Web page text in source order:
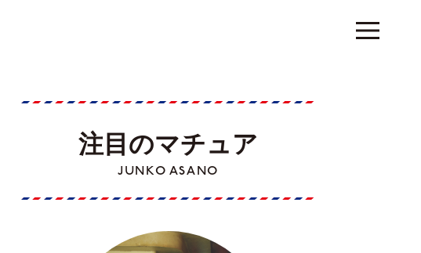
注目のマチュア
JUNKO ASANO